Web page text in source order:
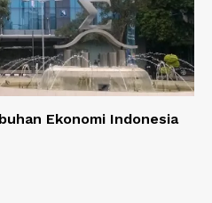
Ekonomi Indonesia